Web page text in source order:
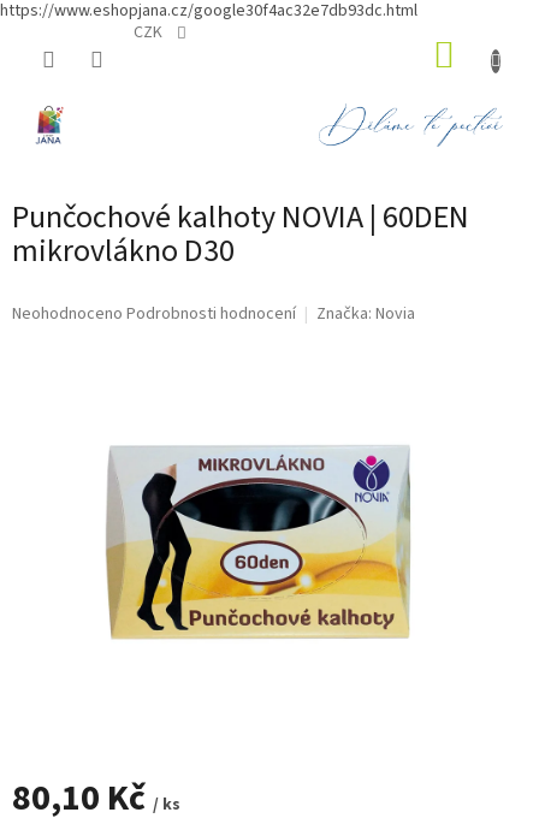
https://www.eshopjana.cz/google30f4ac32e7db93dc.html
CZK
Punčochové kalhoty NOVIA | 60DEN
mikrovlákno D30
Průměrné
Neohodnoceno Podrobnosti hodnocení Značka: Novia
80,10 Kč / ks